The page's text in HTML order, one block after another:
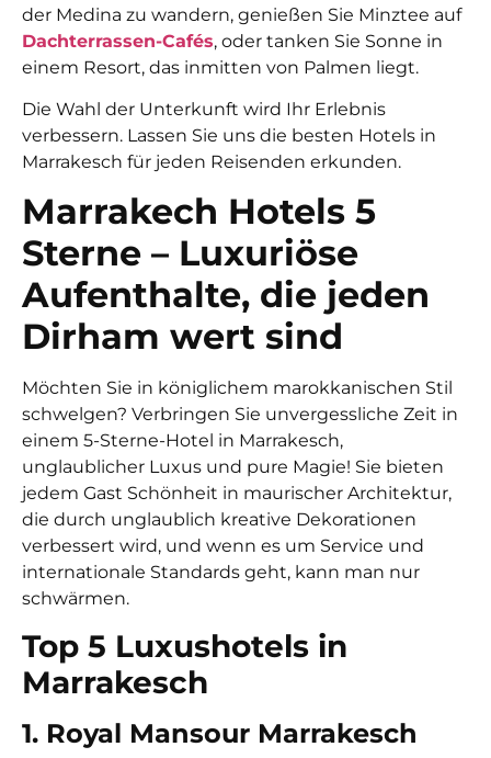
der Medina zu wandern, genießen Sie Minztee auf
Dachterrassen-Cafés, oder tanken Sie Sonne in
einem Resort, das inmitten von Palmen liegt.
Die Wahl der Unterkunft wird Ihr Erlebnis
verbessern. Lassen Sie uns die besten Hotels in
Marrakesch für jeden Reisenden erkunden.
Marrakech Hotels 5
Sterne – Luxuriöse
Aufenthalte, die jeden
Dirham wert sind
Möchten Sie in königlichem marokkanischen Stil
schwelgen? Verbringen Sie unvergessliche Zeit in
einem 5-Sterne-Hotel in Marrakesch,
unglaublicher Luxus und pure Magie! Sie bieten
jedem Gast Schönheit in maurischer Architektur,
die durch unglaublich kreative Dekorationen
verbessert wird, und wenn es um Service und
internationale Standards geht, kann man nur
schwärmen.
Top 5 Luxushotels in
Marrakesch
1. Royal Mansour Marrakesch